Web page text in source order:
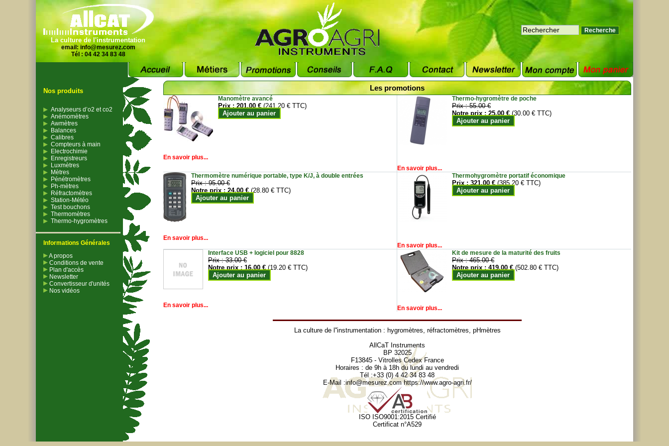
La culture de l'instrumentation
email: info@mesurez.com
Tél : 04 42 34 83 48
Nos produits
Analyseurs d’o2 et co2
Anémomètres
Awmètres
Balances
Calibres
Compteurs à main
Electrochimie
Enregistreurs
Luxmètres
Mètres
Pénétromètres
Ph-mètres
Réfractomètres
Station-Météo
Test bouchons
Thermomètres
Thermo-hygromètres
Informations Générales
A propos
Conditions de vente
Plan d'accès
Newsletter
Convertisseur d'unités
Nos vidéos
Les promotions
Manomètre avancé
Prix :201.00 € (241.20 € TTC)
Ajouter au panier
En savoir plus...
Thermo-hygromètre de poche
Prix :55.00 €
Notre prix :25.00 € (30.00 € TTC)
Ajouter au panier
En savoir plus...
Thermomètre numérique portable, type K/J, à double entrées
Prix :95.00 €
Notre prix :24.00 € (28.80 € TTC)
Ajouter au panier
En savoir plus...
Thermohygromètre portatif économique
Prix :321.00 € (385.20 € TTC)
Ajouter au panier
En savoir plus...
Interface USB + logiciel pour 8828
Prix :33.00 €
Notre prix :16.00 € (19.20 € TTC)
Ajouter au panier
En savoir plus...
Kit de mesure de la maturité des fruits
Prix :465.00 €
Notre prix :419.00 € (502.80 € TTC)
Ajouter au panier
En savoir plus...
La culture de l''instrumentation : hygromètres, réfractomètres, pHmètres
AllCaT Instruments
BP 32025
F13845 - Vitrolles Cedex France
Horaires : de 9h à 18h du lundi au vendredi
Tél :+33 (0) 4 42 34 83 48
E-Mail :info@mesurez.com https://www.agro-agri.fr/
ISO ISO9001:2015 Certifié
Certificat n°A529